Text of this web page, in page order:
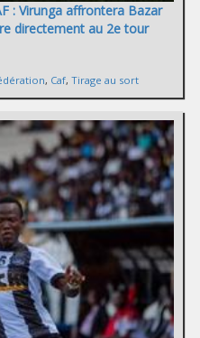
: Virunga affrontera Bazar
directement au 2e tour
, Caf, Tirage au sort